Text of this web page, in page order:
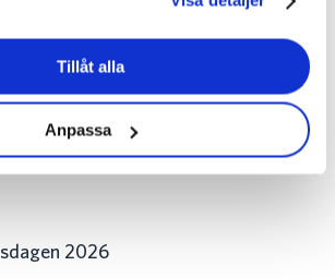
Tillåt alla
Anpassa
Posts
2026